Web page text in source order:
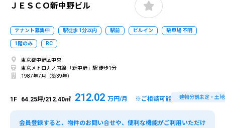
ＪＥＳＣＯ新中野ビル
テナント募集中 駅徒歩 1分以内 駅前 ビルイン 駐車場 不明
1階のみ RC
東京都中野区中央
東京メトロ丸ノ内線 「新中野」駅 徒歩1分
1987年7月（築39年）
1F 64.25坪/212.40㎡ 212.02 万円/月 ※ご相談可能 建物分割未定・土
会員登録すると、物件のお問い合せや、便利な機能がご利用いただけ